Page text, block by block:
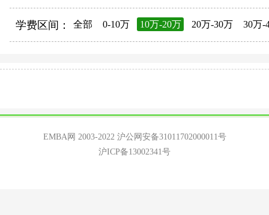
学费区间： 全部 0-10万 10万-20万 20万-30万 30万-
EMBA网 2003-2022 沪公网安备31011702000011号
沪ICP备13002341号